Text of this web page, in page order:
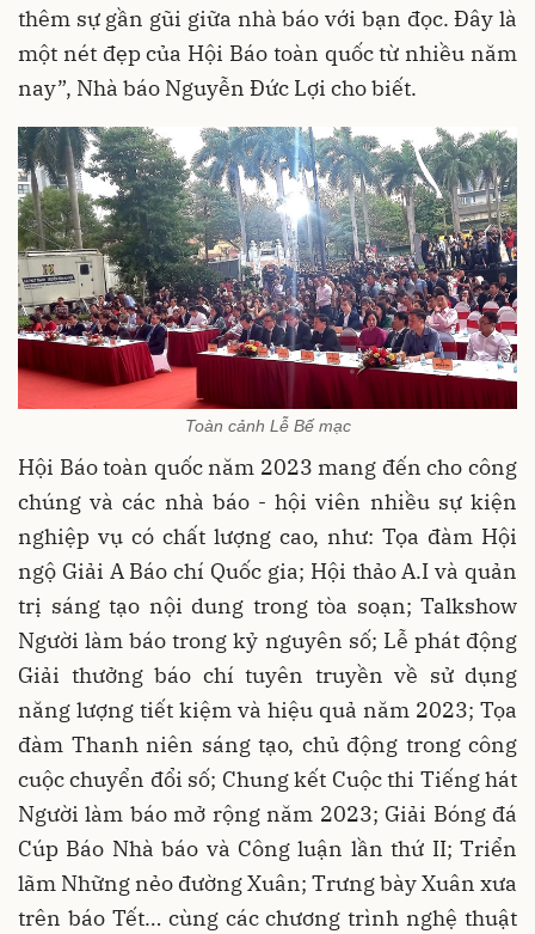
thêm sự gần gũi giữa nhà báo với bạn đọc. Đây là
một nét đẹp của Hội Báo toàn quốc từ nhiều năm
nay”, Nhà báo Nguyễn Đức Lợi cho biết.
Toàn cảnh Lễ Bế mạc
Hội Báo toàn quốc năm 2023 mang đến cho công
chúng và các nhà báo - hội viên nhiều sự kiện
nghiệp vụ có chất lượng cao, như: Tọa đàm Hội
ngộ Giải A Báo chí Quốc gia; Hội thảo A.I và quản
trị sáng tạo nội dung trong tòa soạn; Talkshow
Người làm báo trong kỷ nguyên số; Lễ phát động
Giải thưởng báo chí tuyên truyền về sử dụng
năng lượng tiết kiệm và hiệu quả năm 2023; Tọa
đàm Thanh niên sáng tạo, chủ động trong công
cuộc chuyển đổi số; Chung kết Cuộc thi Tiếng hát
Người làm báo mở rộng năm 2023; Giải Bóng đá
Cúp Báo Nhà báo và Công luận lần thứ II; Triển
lãm Những nẻo đường Xuân; Trưng bày Xuân xưa
trên báo Tết… cùng các chương trình nghệ thuật